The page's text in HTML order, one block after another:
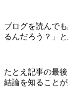
ブログを読んで
るんだろう？」
たとえ記事の最
結論を知ることが